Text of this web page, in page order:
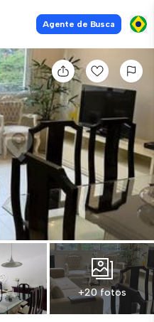
Agente de Busca
+20 fotos